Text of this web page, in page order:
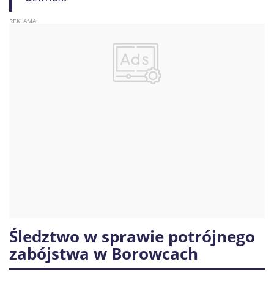
Śledztwo w sprawie potrójnego
zabójstwa w Borowcach